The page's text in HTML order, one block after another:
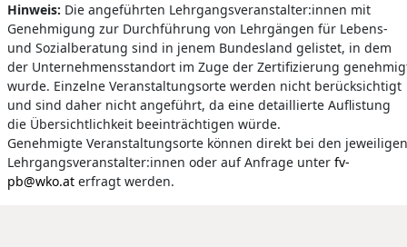
Hinweis: Die angeführten Lehrgangsveranstalter:innen mit
Genehmigung zur Durchführung von Lehrgängen für Lebens-
und Sozialberatung sind in jenem Bundesland gelistet, in dem
der Unternehmensstandort im Zuge der Zertifizierung
wurde. Einzelne Veranstaltungsorte werden nicht berücksichtigt
und sind daher nicht angeführt, da eine detaillierte Auflistung
die Übersichtlichkeit beeinträchtigen würde.
Genehmigte Veranstaltungsorte können direkt bei den jeweiligen
Lehrgangsveranstalter:innen oder auf Anfrage unter fv-
pb@wko.at erfragt werden.